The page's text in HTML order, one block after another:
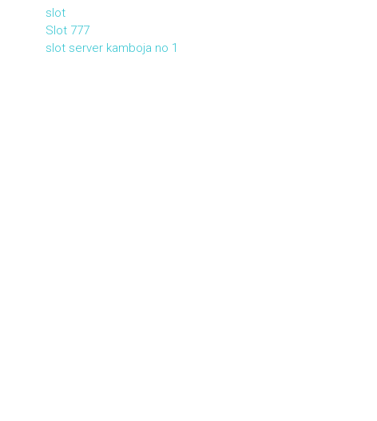
slot
Slot 777
slot server kamboja no 1